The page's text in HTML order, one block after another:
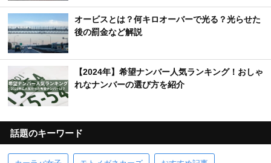
オービスとは？何キロオーバーで光る？光らせた
後の罰金など解説
【2024年】希望ナンバー人気ランキング！おしゃ
れなナンバーの選び方を紹介
話題のキーワード